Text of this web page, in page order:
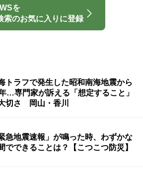
を
索のお気に入りに登録
トラフで発生した昭和南海地震から
…専門家が訴える「想定すること」
切さ 岡山・香川
緊急地震速報」が鳴った時、わずかな
でできることは？【こつこつ防災】